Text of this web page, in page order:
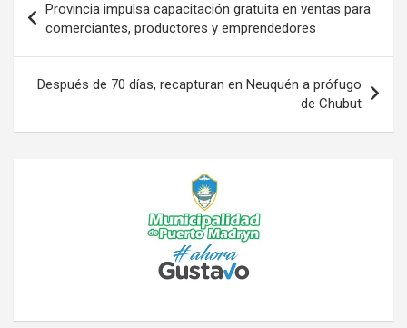
de
entradas
Provincia impulsa capacitación gratuita en ventas para
comerciantes, productores y emprendedores
Después de 70 días, recapturan en Neuquén a prófugo
de Chubut